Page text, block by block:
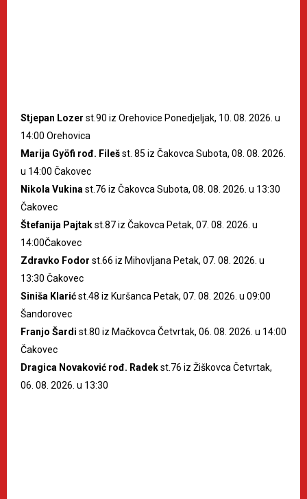
Stjepan Lozer st.90 iz Orehovice Ponedjeljak, 10. 08. 2026. u
14:00 Orehovica
Marija Gyöfi rođ. Filešst. 85 iz Čakovca Subota, 08. 08. 2026.
u 14:00 Čakovec
Nikola Vukina st.76 iz Čakovca Subota, 08. 08. 2026. u 13:30
Čakovec
Štefanija Pajtakst.87 iz Čakovca Petak, 07. 08. 2026. u
14:00Čakovec
Zdravko Fodor st.66 iz Mihovljana Petak, 07. 08. 2026. u
13:30 Čakovec
Siniša Klarićst.48 iz Kuršanca Petak, 07. 08. 2026. u 09:00
Šandorovec
Franjo Šardi st.80 iz Mačkovca Četvrtak, 06. 08. 2026. u 14:00
Čakovec
Dragica Novaković rođ. Radekst.76 iz Žiškovca Četvrtak,
06. 08. 2026. u 13:30